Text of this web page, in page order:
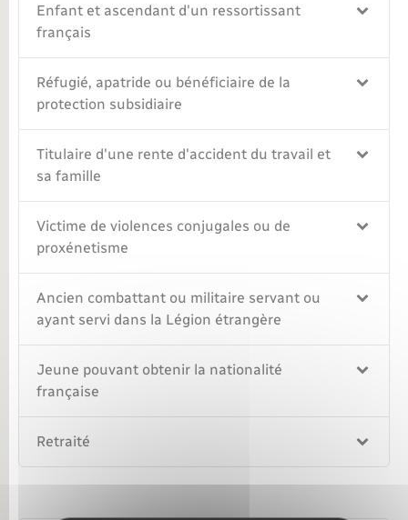
Enfant et ascendant d'un ressortissant
français
Réfugié, apatride ou bénéficiaire de la
protection subsidiaire
Titulaire d'une rente d'accident du travail et
sa famille
Victime de violences conjugales ou de
proxénetisme
Ancien combattant ou militaire servant ou
ayant servi dans la Légion étrangère
Jeune pouvant obtenir la nationalité
française
Retraité